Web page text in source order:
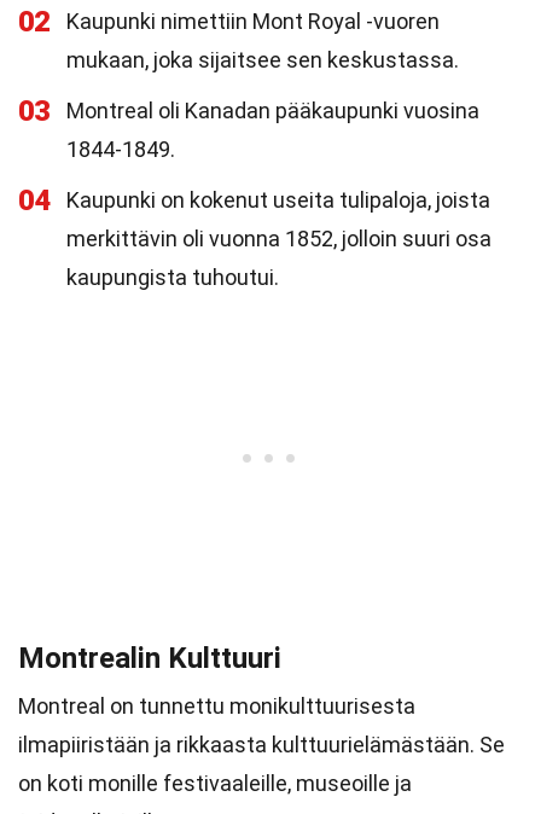
02
Kaupunki nimettiin Mont Royal -vuoren
mukaan, joka sijaitsee sen keskustassa.
03
Montreal oli Kanadan pääkaupunki vuosina
1844-1849.
04
Kaupunki on kokenut useita tulipaloja, joista
merkittävin oli vuonna 1852, jolloin suuri osa
kaupungista tuhoutui.
Montrealin Kulttuuri
Montreal on tunnettu monikulttuurisesta
ilmapiiristään ja rikkaasta kulttuurielämästään. Se
on koti monille festivaaleille, museoille ja